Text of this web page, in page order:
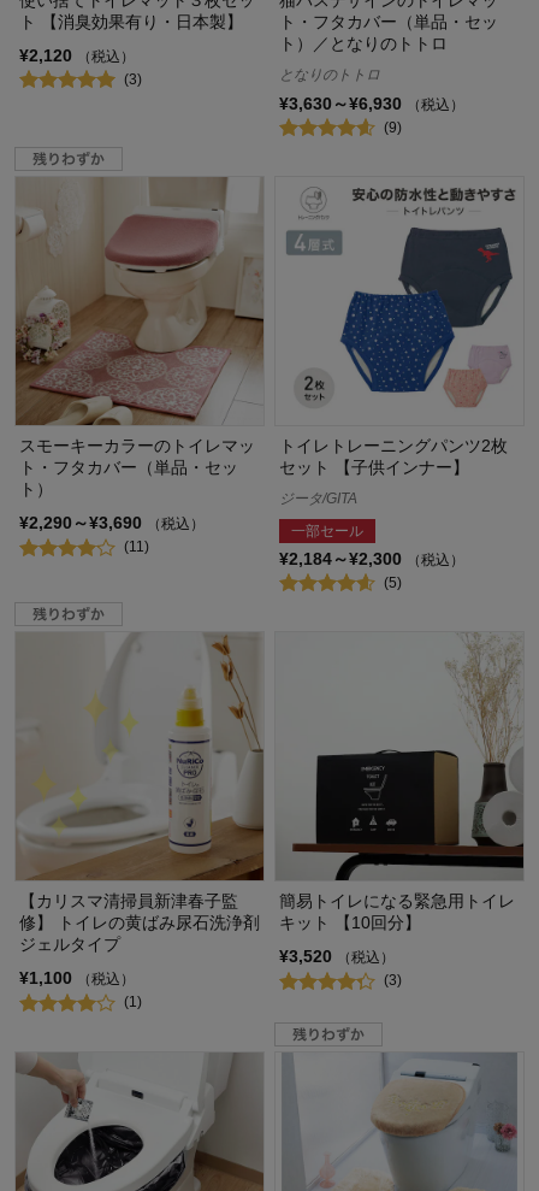
ト 【消臭効果有り・日本製】
¥2,120
（税込）
(3)
ト・フタカバー（単品・セッ
ト）／となりのトトロ
となりのトトロ
¥3,630～¥6,930
（税込）
(9)
スモーキーカラーのトイレマッ
ト・フタカバー（単品・セッ
ト）
¥2,290～¥3,690
（税込）
(11)
トイレトレーニングパンツ2枚
セット 【子供インナー】
ジータ/GITA
一部セール
¥2,184～¥2,300
（税込）
(5)
【カリスマ清掃員新津春子監
修】 トイレの黄ばみ尿石洗浄剤
ジェルタイプ
¥1,100
（税込）
(1)
簡易トイレになる緊急用トイレ
キット 【10回分】
¥3,520
（税込）
(3)